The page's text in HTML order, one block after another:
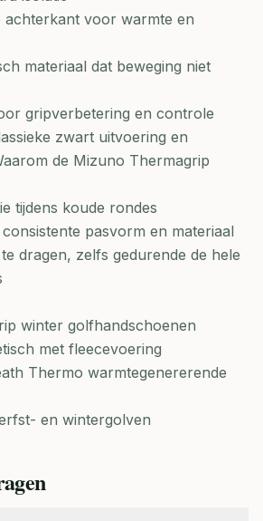
achterkant voor warmte en
materiaal dat beweging niet
gripverbetering en controle
zwart uitvoering en
de Mizuno Thermagrip
tijdens koude rondes
pasvorm en materiaal
dragen, zelfs gedurende de hele
winter golfhandschoenen
met fleecevoering
Thermo warmtegenererende
en wintergolven